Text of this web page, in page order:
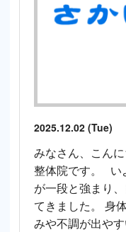
2025.12.02 (Tue)
みなさん、こん
整体院です。 い
が一段と強まり
てきました。 身
みや不調が出や